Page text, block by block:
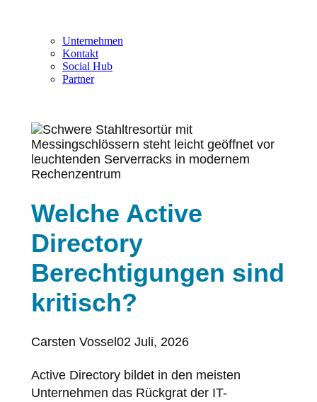
Unternehmen
Kontakt
Social Hub
Partner
Welche Active
Directory
Berechtigungen sind
kritisch?
Posted
Carsten Vossel02 Juli, 2026
Active Directory bildet in den meisten
Unternehmen das Rückgrat der IT-